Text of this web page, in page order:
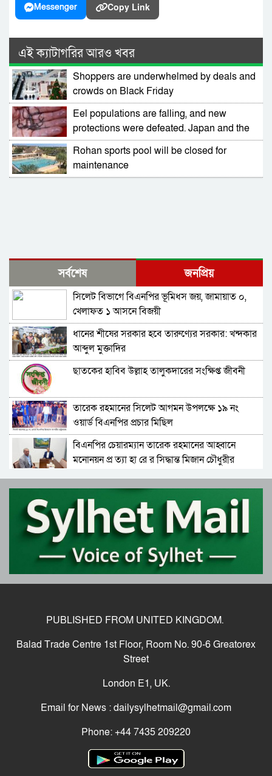
Messenger Copy Link
এই ক্যাটাগরির আরও খবর
Shoppers are underwhelmed by deals and
crowds on Black Friday
Eel populations are falling, and new
protections were defeated. Japan and the
US opposed them
Rohan sports pool will be closed for
maintenance
সর্বশেষ জনপ্রিয়
সিলেট বিভাগে বিএনপির ভূমিধস জয়, জামায়াত ০,
খেলাফত ১ আসনে বিজয়ী
ধানের শীষের সরকার হবে তারুণ্যের সরকার: খন্দকার
আব্দুল মুক্তাদির
ছাতকের হাবিব উল্লাহ তালুকদারের সংক্ষিপ্ত জীবনী
তারেক রহমানের সিলেট আগমন উপলক্ষে ১৯ নং
ওয়ার্ড বিএনপির প্রচার মিছিল
বিএনপির চেয়ারম্যান তারেক রহমানের আহ্বানে
মনোনয়ন প্র ত্যা হা রে র সিদ্ধান্ত মিজান চৌধুরীর
বিএনপির চেয়ারম্যান হিসেবে দায়িত্ব গ্রহণ করলেন
তারেক রহমান
ফের বে প রো য়া পাথর খে কো রা, ‘বো মা’ মেশিন দিয়ে
পাথর উত্তোলন
বেগম খালেদা জিয়ার জানাজা সম্পন্ন, শেষ বিদায়ে লাখ
লাখ মানুষের অংশগ্রহণ
পথচলার সংকল্প
ডেইলি স্টার কার্যালয়ে হা ম লা ও ভা ঙ চু রে র প্র তি
প্রথম আলো ও ডেইলি স্টারের কার্যালয়ে হা ম লা,
PUBLISHED FROM UNITED KINGDOM.
Balad Trade Centre 1st Floor, Room No. 90-6 Greatorex
Street
London E1, UK.
Email for News : dailysylhetmail@gmail.com
Phone: +44 7435 209220